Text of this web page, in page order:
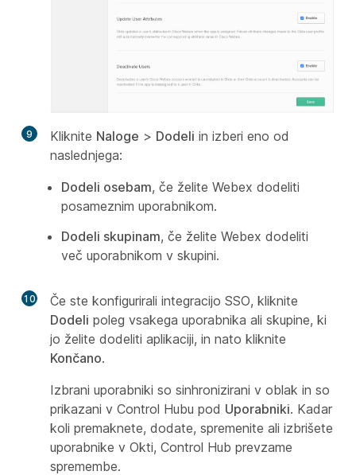
9 Kliknite Naloge > Dodeli in izberi eno od
naslednjega:
Dodeli osebam, če želite Webex dodeliti
posameznim uporabnikom.
Dodeli skupinam, če želite Webex dodeliti
več uporabnikom v skupini.
10
Če ste konfigurirali integracijo SSO, kliknite
Dodeli poleg vsakega uporabnika ali skupine, ki
jo želite dodeliti aplikaciji, in nato kliknite
Končano.
Izbrani uporabniki so sinhronizirani v oblak in so
prikazani v Control Hubu pod Uporabniki. Kadar
koli premaknete, dodate, spremenite ali izbrišete
uporabnike v Okti, Control Hub prevzame
spremembe.